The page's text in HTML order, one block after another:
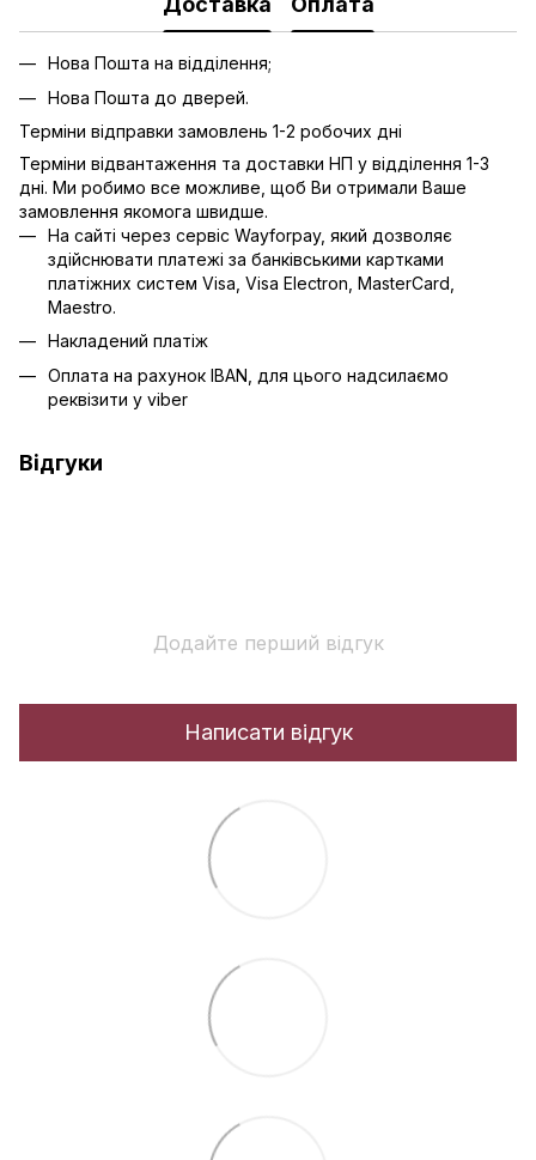
Нова Пошта на відділення;
Нова Пошта до дверей.
Терміни відправки замовлень 1-2 робочих дні
Терміни відвантаження та доставки НП у відділення 1-3
дні. Ми робимо все можливе, щоб Ви отримали Ваше
замовлення якомога швидше.
На сайті через сервіс Wayforpay, який дозволяє
здійснювати платежі за банківськими картками
платіжних систем Visa, Visa Electron, MasterCard,
Maestro.
Накладений платіж
Оплата на рахунок IBAN, для цього надсилаємо
реквізити у viber
Відгуки
Додайте перший відгук
Написати відгук